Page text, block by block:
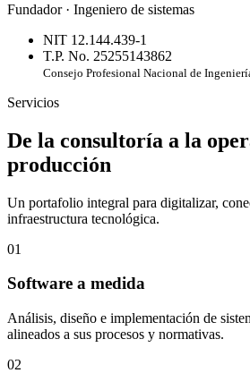
Fundador · Ingeniero de sistemas
NIT 12.144.439-1
T.P. No. 25255143862
Consejo Profesional Nacional de
Servicios
De la consultoría a la
producción
Un portafolio integral para digitalizar,
infraestructura tecnológica.
01
Software a medida
Análisis, diseño e implementación de
alineados a sus procesos y normativas.
02